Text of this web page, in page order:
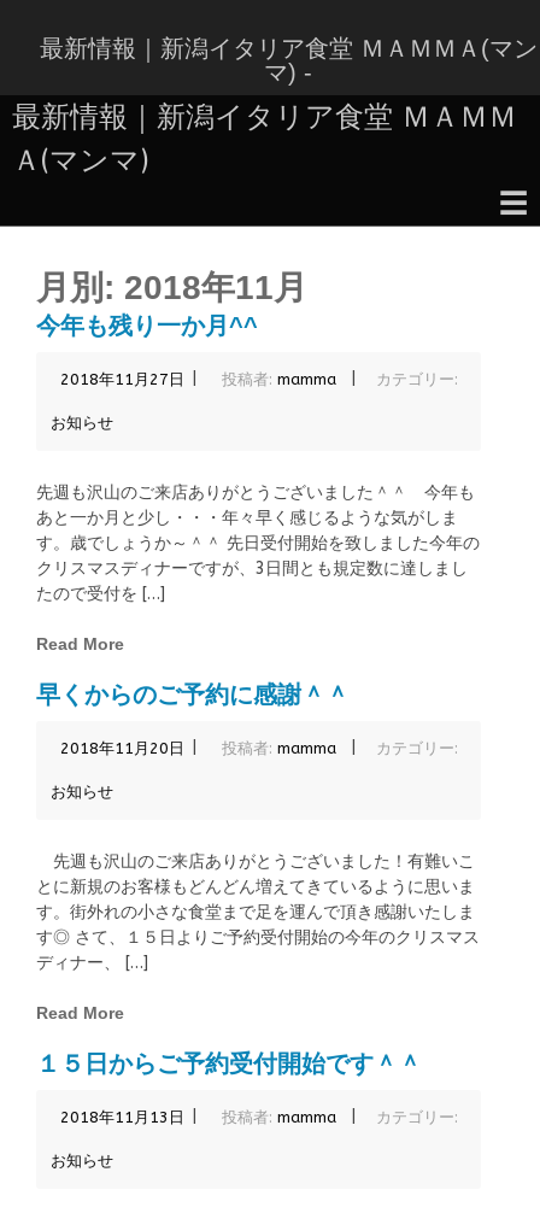
ツ
最新情報｜新潟イタリア食堂 ＭＡＭＭＡ(マン
マ) -
最新情報｜新潟イタリア食堂 ＭＡＭＭ
Ａ(マンマ)
☰
月別: 2018年11月
今年も残り一か月^^
2018年11月27日 投稿者: mamma カテゴリー:
お知らせ
先週も沢山のご来店ありがとうございました＾＾ 今年も
あと一か月と少し・・・年々早く感じるような気がしま
す。歳でしょうか～＾＾ 先日受付開始を致しました今年の
クリスマスディナーですが、3日間とも規定数に達しまし
たので受付を […]
Read More
早くからのご予約に感謝＾＾
2018年11月20日 投稿者: mamma カテゴリー:
お知らせ
先週も沢山のご来店ありがとうございました！有難いこ
とに新規のお客様もどんどん増えてきているように思いま
す。街外れの小さな食堂まで足を運んで頂き感謝いたしま
す◎ さて、１５日よりご予約受付開始の今年のクリスマス
ディナー、 […]
Read More
１５日からご予約受付開始です＾＾
2018年11月13日 投稿者: mamma カテゴリー:
お知らせ